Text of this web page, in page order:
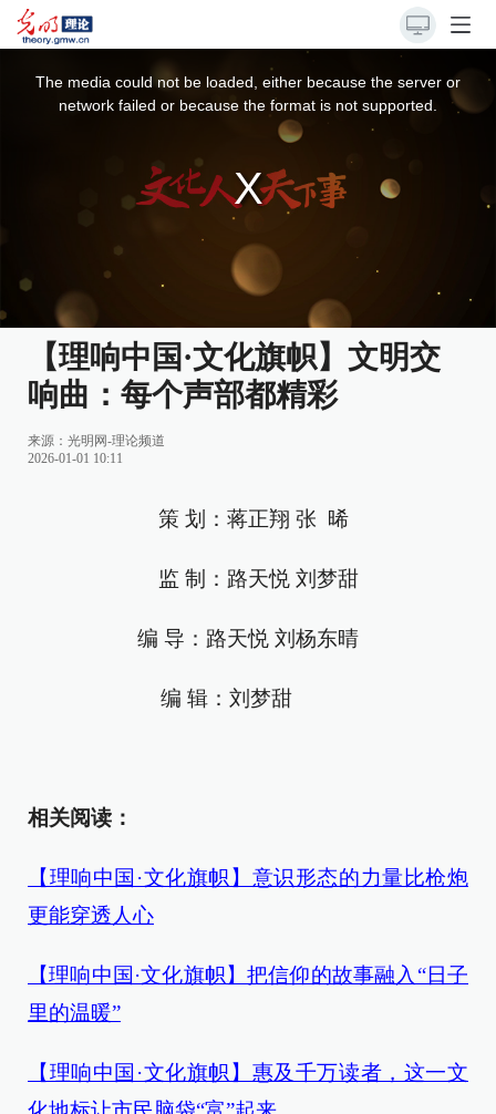
The media could not be loaded, either because the server or
network failed or because the format is not supported.
【理响中国·文化旗帜】文明交
响曲：每个声部都精彩
来源： 光明网-理论频道
2026-01-01 10:11
策 划：蒋正翔 张 晞
监 制：路天悦 刘梦甜
编 导：路天悦 刘杨东晴
编 辑：刘梦甜
相关阅读：
【理响中国·文化旗帜】意识形态的力量比枪炮
更能穿透人心
【理响中国·文化旗帜】把信仰的故事融入“日子
里的温暖”
【理响中国·文化旗帜】惠及千万读者，这一文